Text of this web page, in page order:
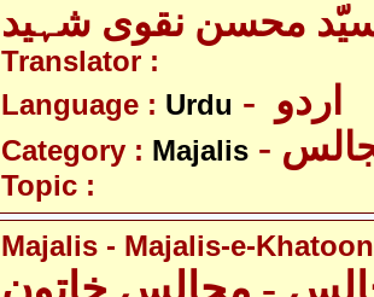
محسن نقوی شہید
Translator :
Language : Urdu
Category : Majalis
Topic :
Majalis - Majalis-e-Khatoon